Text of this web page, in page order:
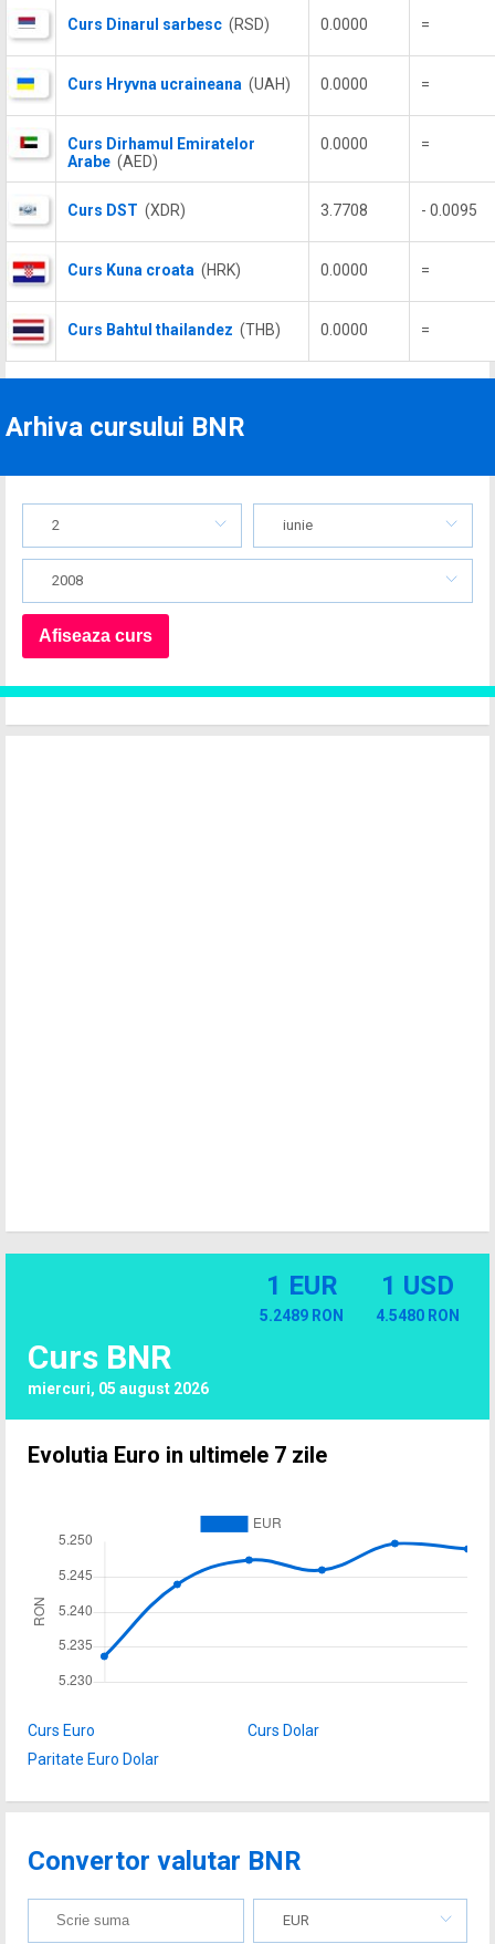
Curs Dinarul sarbesc (RSD) 0.0000 =
Curs Hryvna ucraineana (UAH) 0.0000 =
Curs Dirhamul Emiratelor
Arabe (AED)
0.0000 =
Curs DST (XDR) 3.7708 - 0.0095
Curs Kuna croata (HRK) 0.0000 =
Curs Bahtul thailandez (THB) 0.0000 =
Arhiva cursului BNR
2 iunie
2008
Curs BNR
miercuri, 05 august 2026
1 EUR
5.2489 RON
1 USD
4.5480 RON
Evolutia Euro in ultimele 7 zile
Curs Euro
Curs Dolar
Paritate Euro Dolar
Convertor valutar BNR
EUR